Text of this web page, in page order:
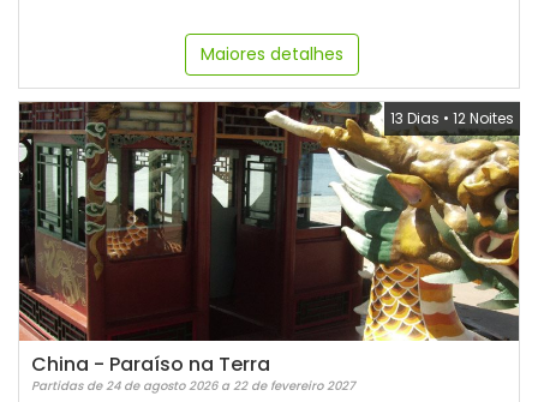
Maiores detalhes
13 Dias • 12 Noites
China - Paraíso na Terra
Partidas de 24 de agosto 2026 a 22 de fevereiro 2027